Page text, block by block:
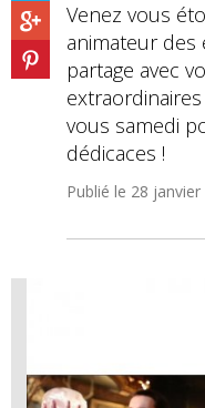
Venez vous
animateur des
partage avec
vous samedi
dédicaces !
Publié le 28 janvier